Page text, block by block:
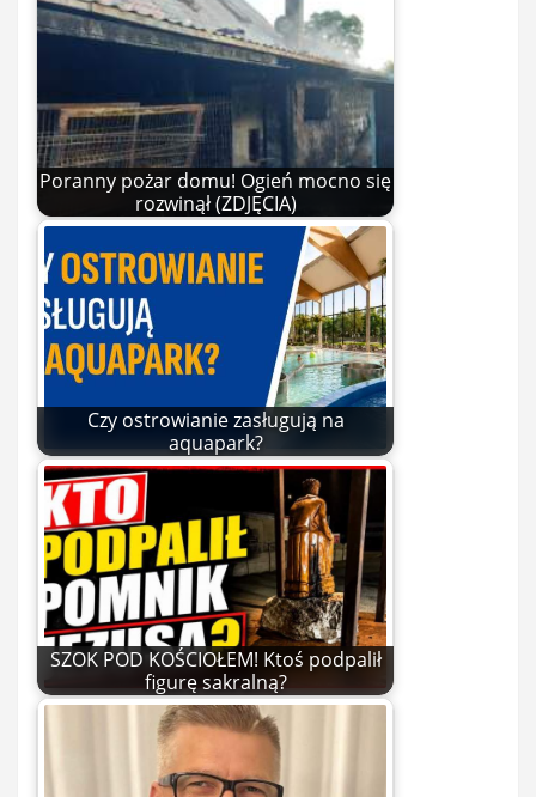
Poranny pożar domu! Ogień mocno się
rozwinął (ZDJĘCIA)
Czy ostrowianie zasługują na
aquapark?
SZOK POD KOŚCIOŁEM! Ktoś podpalił
figurę sakralną?